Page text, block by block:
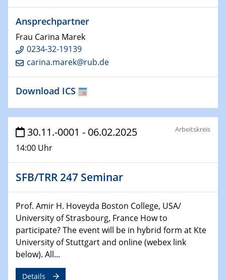
Make it and break it: Contact and Cracks at soft
interfaces
22.01.2025
HyMission Short Talks
29.01.2025
Physikalisches Kolloquium
Decoding mRNA translation: Computational and
experimental approaches to understanding gene
expression
29.01.2025
GDCh Kolloquium
30.01.2025
WIN & CENIDE Seminar Series on 2D-
MATURE
30.01.2025
Talk Prof. Erwin Reisner
Ansprechpartner
Frau Carina Marek
0234-32-19139
carina.marek@rub.de
Download ICS
30.11.-0001 - 06.02.2025
14:00 Uhr
Arbeitskreis
SFB/TRR 247 Seminar
Prof. Amir H. Hoveyda Boston College, USA/
University of Strasbourg, France How to
participate? The event will be in hybrid form at Kte
University of Stuttgart and online (webex link
below). All...
Details